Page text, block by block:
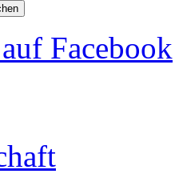
Facebook